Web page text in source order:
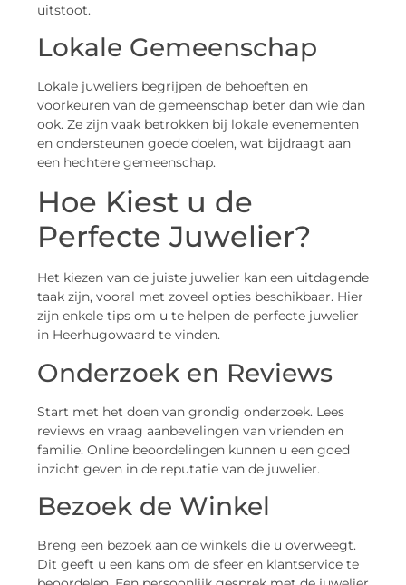
uitstoot.
Lokale Gemeenschap
Lokale juweliers begrijpen de behoeften en
voorkeuren van de gemeenschap beter dan wie dan
ook. Ze zijn vaak betrokken bij lokale evenementen
en ondersteunen goede doelen, wat bijdraagt aan
een hechtere gemeenschap.
Hoe Kiest u de
Perfecte Juwelier?
Het kiezen van de juiste juwelier kan een uitdagende
taak zijn, vooral met zoveel opties beschikbaar. Hier
zijn enkele tips om u te helpen de perfecte juwelier
in Heerhugowaard te vinden.
Onderzoek en Reviews
Start met het doen van grondig onderzoek. Lees
reviews en vraag aanbevelingen van vrienden en
familie. Online beoordelingen kunnen u een goed
inzicht geven in de reputatie van de juwelier.
Bezoek de Winkel
Breng een bezoek aan de winkels die u overweegt.
Dit geeft u een kans om de sfeer en klantservice te